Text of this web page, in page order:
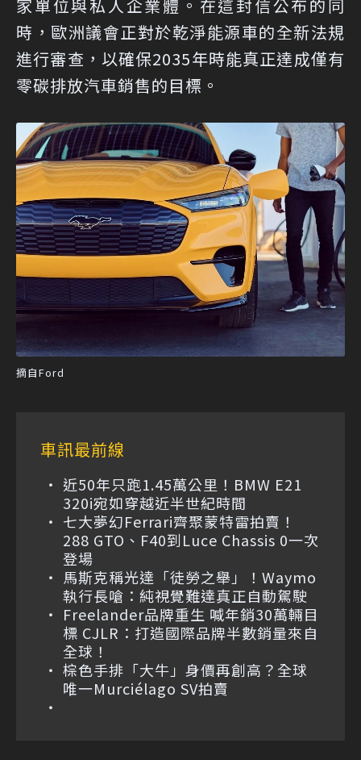
家單位與私人企業體。在這封信公布的同
時，歐洲議會正對於乾淨能源車的全新法規
進行審查，以確保2035年時能真正達成僅有
零碳排放汽車銷售的目標。
摘自Ford
車訊最前線
近50年只跑1.45萬公里！BMW E21
320i宛如穿越近半世紀時間
七大夢幻Ferrari齊聚蒙特雷拍賣！
288 GTO、F40到Luce Chassis 0一次
登場
馬斯克稱光達「徒勞之舉」！Waymo
執行長嗆：純視覺難達真正自動駕駛
Freelander品牌重生 喊年銷30萬輛目
標 CJLR：打造國際品牌半數銷量來自
全球！
棕色手排「大牛」身價再創高？全球
唯一Murciélago SV拍賣